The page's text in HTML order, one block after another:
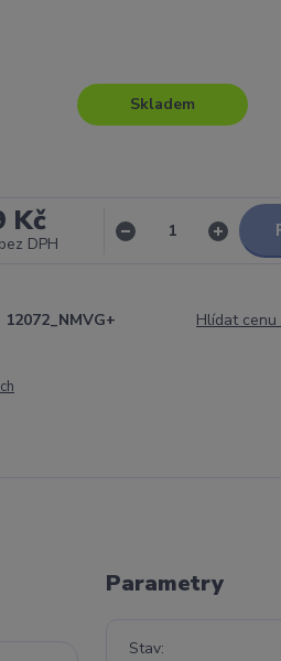
Skladem
Kč
bez DPH
12072_NMVG+ Hlídat
Parametry
Stav